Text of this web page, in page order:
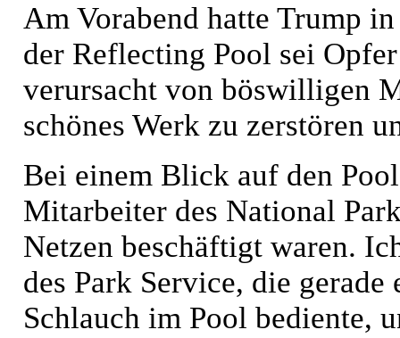
Am Vorabend hatte Trump
der Reflecting Pool sei
verursacht von böswilligen
schönes Werk zu zerstören
Bei einem Blick auf den
Mitarbeiter des National
Netzen beschäftigt waren.
des Park Service, die
Schlauch im Pool bediente,